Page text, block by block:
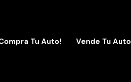
Tu Auto! Vende Tu Auto